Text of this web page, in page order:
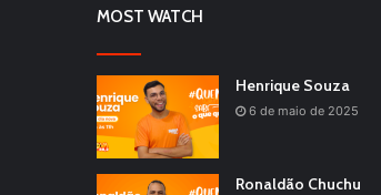
MOST WATCH
Henrique Souza
6 de maio de 2025
Ronaldão Chuchu